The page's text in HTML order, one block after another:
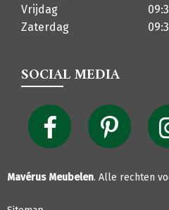
Vrijdag
Zaterdag
SOCIAL MEDIA
Mavérus Meubelen. Alle rechten